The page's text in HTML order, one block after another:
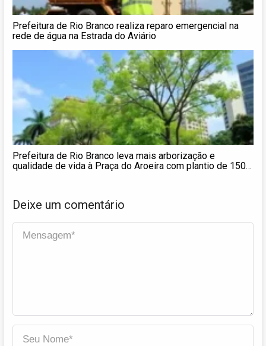
Prefeitura de Rio Branco realiza reparo emergencial na
rede de água na Estrada do Aviário
Prefeitura de Rio Branco leva mais arborização e
qualidade de vida à Praça do Aroeira com plantio de 150
Deixe um comentário